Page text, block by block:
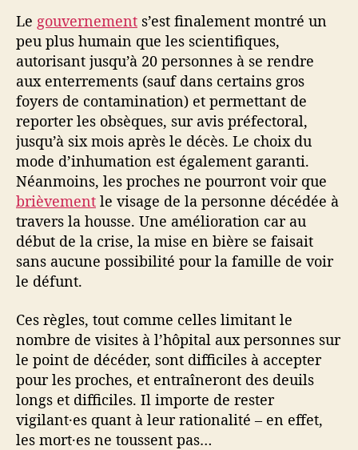
Le gouvernement s’est finalement montré un
peu plus humain que les scientifiques,
autorisant jusqu’à 20 personnes à se rendre
aux enterrements (sauf dans certains gros
foyers de contamination) et permettant de
reporter les obsèques, sur avis préfectoral,
jusqu’à six mois après le décès. Le choix du
mode d’inhumation est également garanti.
Néanmoins, les proches ne pourront voir que
brièvement le visage de la personne décédée à
travers la housse. Une amélioration car au
début de la crise, la mise en bière se faisait
sans aucune possibilité pour la famille de voir
le défunt.
Ces règles, tout comme celles limitant le
nombre de visites à l’hôpital aux personnes sur
le point de décéder, sont difficiles à accepter
pour les proches, et entraîneront des deuils
longs et difficiles. Il importe de rester
vigilant·es quant à leur rationalité – en effet,
les mort·es ne toussent pas…